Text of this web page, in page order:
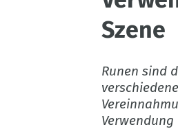
Szene
Runen sind